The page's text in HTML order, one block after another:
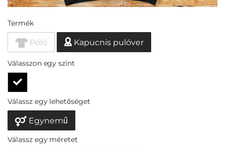
Termék
Póló Kapucnis pulóver
Válasszon egy színt
Válassz egy lehetőséget
Egynemű
Válassz egy méretet